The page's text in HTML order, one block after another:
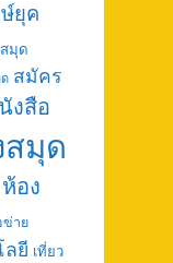
ยุค
มุด
สมัคร
งสือ
มุด
ห้อง
ข่าย
ลยี เที่ยว